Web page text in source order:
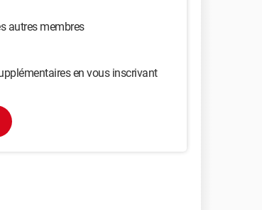
autres membres
en vous inscrivant